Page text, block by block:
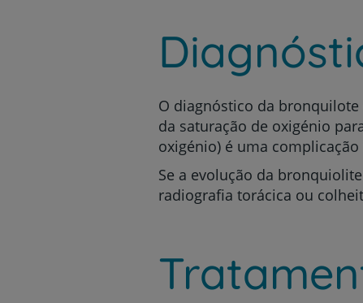
O diagnóstico da
da saturação de oxigénio
oxigénio) é uma
Se a evolução da
radiografia torácica ou